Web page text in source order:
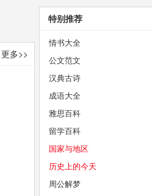
更多>>
特别推荐
情书大全
公文范文
汉典古诗
成语大全
雅思百科
留学百科
国家与地区
历史上的今天
周公解梦